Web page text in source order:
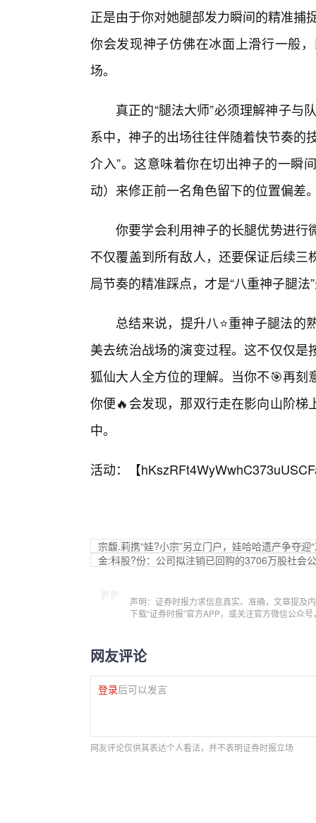
正是由于你对她腿部发力瞬间的精准捕
你会发现神子仿佛在冰面上滑行一般
场。
真正的“腿法大师”必须理解神子与
系中，神子的出场往往伴随着快节奏的
介入”。这意味着你在切出神子的一瞬
动）来修正前一名角色留下的位置偏差
你要学会利用神子的长腿优势进行
不仅覆盖到所有敌人，还要保证后续
局节奏的精准踩点，才是“八重神子腿法
总结来说，提升八⭐重神子腿法
美去统治战场的演变过程。这不仅仅
狐仙大人全方位的理解。当你不🎯再
你便🔥会发现，那双行走在影向山阶
中。
活动：【
宗馥.莉携“娃?小宗”另立门户，娃哈哈遗产争夺迎
金:科股?份：公司拟注销已回购的3706万股社会
声明：证券时报力求信息真实、准确，文章提及
下载“证券时报”官方APP，或关注官方微信公众
网友评论
登录后可以发言
网友评论仅供其表达个人看法，并不表明证券时报立场